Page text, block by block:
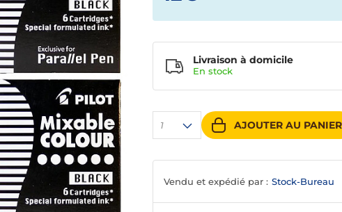
1 AJOUTER AU PANIER
Livraison à domicile
En stock
Vendu et expédié par : Stock-Bureau